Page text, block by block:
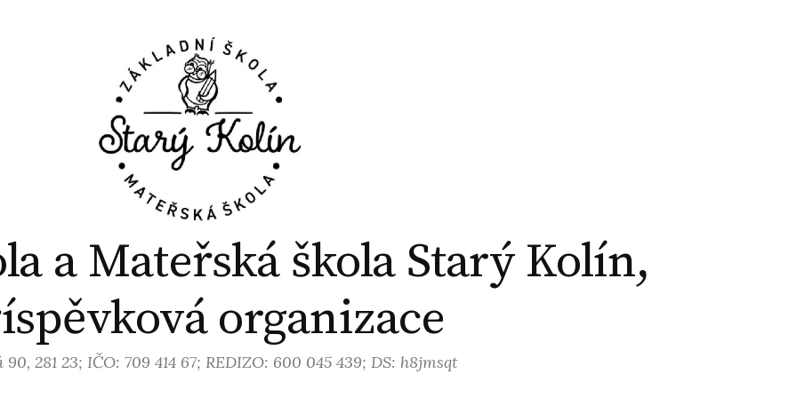
a Mateřská škola Starý Kolín,
organizace
281 23; IČO: 709 414 67; REDIZO: 600 045 439; DS: h8jmsqt